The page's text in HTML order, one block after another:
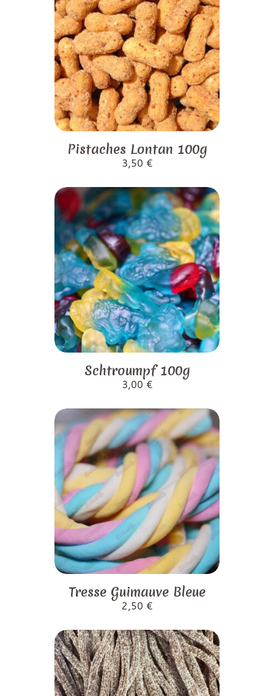
Pistaches Lontan 100g
3,50 €
Schtroumpf 100g
3,00 €
Tresse Guimauve Bleue
2,50 €